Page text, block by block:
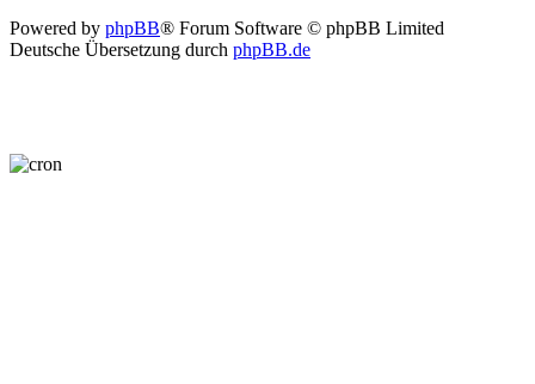
Powered by phpBB® Forum Software © phpBB Limited
Deutsche Übersetzung durch phpBB.de